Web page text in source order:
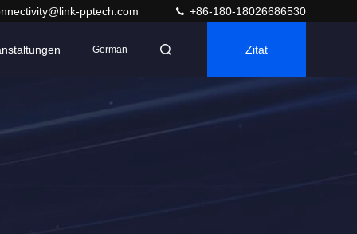
pptech.com +86-180-18026686530
German Zitat